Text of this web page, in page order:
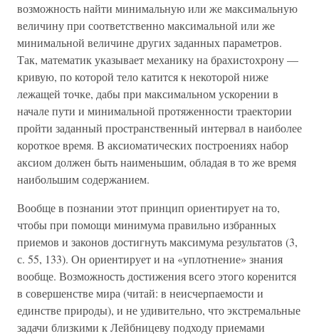
возможность найти минимальную или же максимальную
величину при соответственно максимальной или же
минимальной величине других заданных параметров.
Так, математик указывает механику на брахистохрону —
кривую, по которой тело катится к некоторой ниже
лежащей точке, дабы при максимальном ускорении в
начале пути и минимальной протяженности траектории
пройти заданный пространственный интервал в наиболее
короткое время. В аксиоматических построениях набор
аксиом должен быть наименьшим, обладая в то же время
наибольшим содержанием.
Вообще в познании этот принцип ориентирует на то,
чтобы при помощи минимума правильно избранных
приемов и законов достигнуть максимума результатов (3,
с. 55, 133). Он ориентирует и на «уплотнение» знания
вообще. Возможность достижения всего этого коренится
в совершенстве мира (читай: в неисчерпаемости и
единстве природы), и не удивительно, что экстремальные
задачи близкими к Лейбницеву подходу приемами